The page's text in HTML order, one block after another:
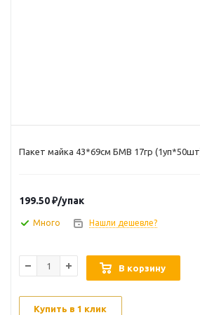
Пакет майка 43*69см БМВ 17гр
199.50₽/упак
Много Нашли дешевле?
В корзину
Купить в 1 клик